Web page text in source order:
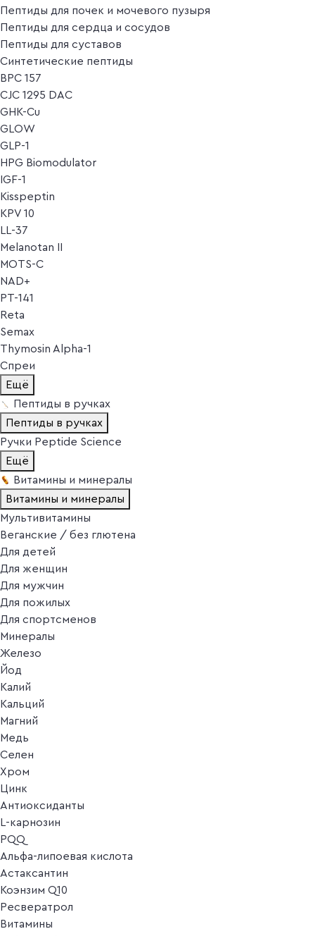
Пептиды для почек и мочевого пузыря
Пептиды для сердца и сосудов
Пептиды для суставов
Синтетические пептиды
BPC 157
CJC 1295 DAC
GHK-Cu
GLOW
GLP-1
HPG Biomodulator
IGF-1
Kisspeptin
KPV 10
LL-37
Melanotan II
MOTS-C
NAD+
PT-141
Reta
Semax
Thymosin Alpha-1
Спреи
Ещё
Пептиды в ручках
Пептиды в ручках
Ручки Peptide Science
Ещё
Витамины и минералы
Витамины и минералы
Мультивитамины
Веганские / без глютена
Для детей
Для женщин
Для мужчин
Для пожилых
Для спортсменов
Минералы
Железо
Йод
Калий
Кальций
Магний
Медь
Селен
Хром
Цинк
Антиоксиданты
L-карнозин
PQQ
Альфа-липоевая кислота
Астаксантин
Коэнзим Q10
Ресвератрол
Витамины